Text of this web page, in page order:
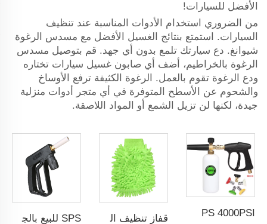
الأفضل للسيارات!
من الضروري استخدام الأدوات المناسبة عند تنظيف
السيارات. استمتع بنتائج الغسيل الأفضل مع مسدس الرغوة
شيوانغ. دع سيارتك تلمع بدون أي جهد. قم بتوصيل مسدس
الرغوة بالخراطيم، أضف أي صابون غسيل سيارات تختاره
ودع الرغوة تقوم بالعمل. الرغوة الكثيفة ترفع الأوساخ
والشحوم عن الأسطح المتوفرة في أي متجر أدوات منزلية
جيدة، لكنها لن تزيل الشمع أو المواد اللاصقة.
قفاز تنظيف السيارات SPS للبيع الساخن من الألياف الدقيقة الناعمة SPS للبيع بالجملة مسدس رش بخار لغسل السيارات، مسدس تنظيف بالبخار عالي الضغط، مسدس بخار عالي الضغط وعالي الحرارة